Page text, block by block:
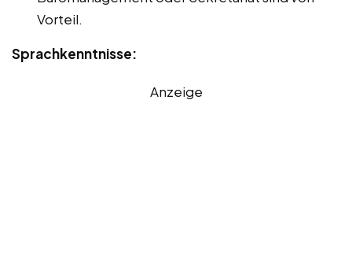
Vorteil.
Sprachkenntnisse:
Anzeige